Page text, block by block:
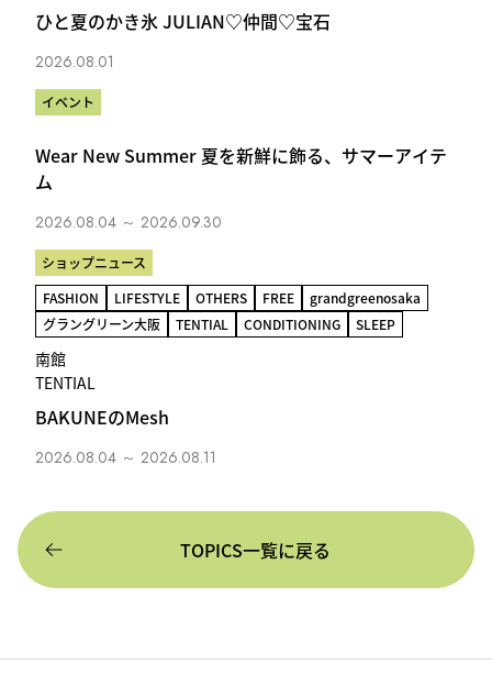
ひと夏のかき氷 JULIAN♡仲間♡宝石
2026.08.01
イベント
Wear New Summer 夏を新鮮に飾る、サマーアイテ
ム
2026.08.04 ～ 2026.09.30
ショップニュース
FASHION
LIFESTYLE OTHERS FREE
grandgreenosaka
グラングリーン大阪
TENTIAL CONDITIONING SLEEP
南館
TENTIAL
BAKUNEのMesh
2026.08.04 ～ 2026.08.11
TOPICS一覧に戻る